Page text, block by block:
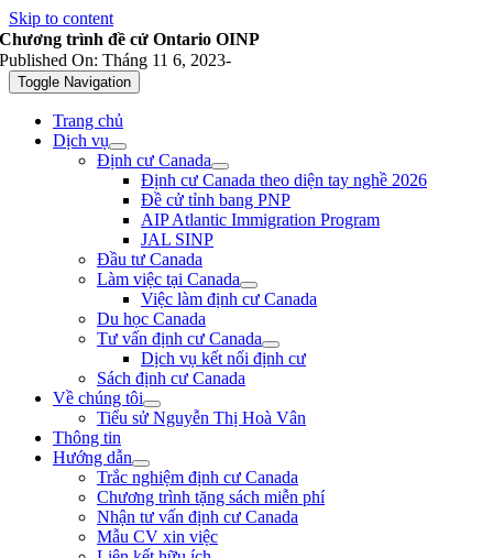
Skip to content
Toggle Navigation
Trang chủ
Dịch vụ
Định cư Canada
Định cư Canada theo diện tay nghề 2026
Đề cử tỉnh bang PNP
AIP Atlantic Immigration Program
JAL SINP
Đầu tư Canada
Làm việc tại Canada
Việc làm định cư Canada
Du học Canada
Tư vấn định cư Canada
Dịch vụ kết nối định cư
Sách định cư Canada
Về chúng tôi
Tiểu sử Nguyễn Thị Hoà Vân
Thông tin
Hướng dẫn
Trắc nghiệm định cư Canada
Chương trình tặng sách miễn phí
Nhận tư vấn định cư Canada
Mẫu CV xin việc
Chương trình đề cử Ontario OINP
Published On: Tháng 11 6, 2023-